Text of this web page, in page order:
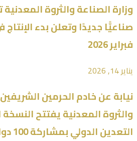
فبراير 2026
يناير 14, 2026
نيابة عن خادم الحرمين
والثروة المعدنية يفتتح
التعدين الدولي بمشاركة 100 دولة